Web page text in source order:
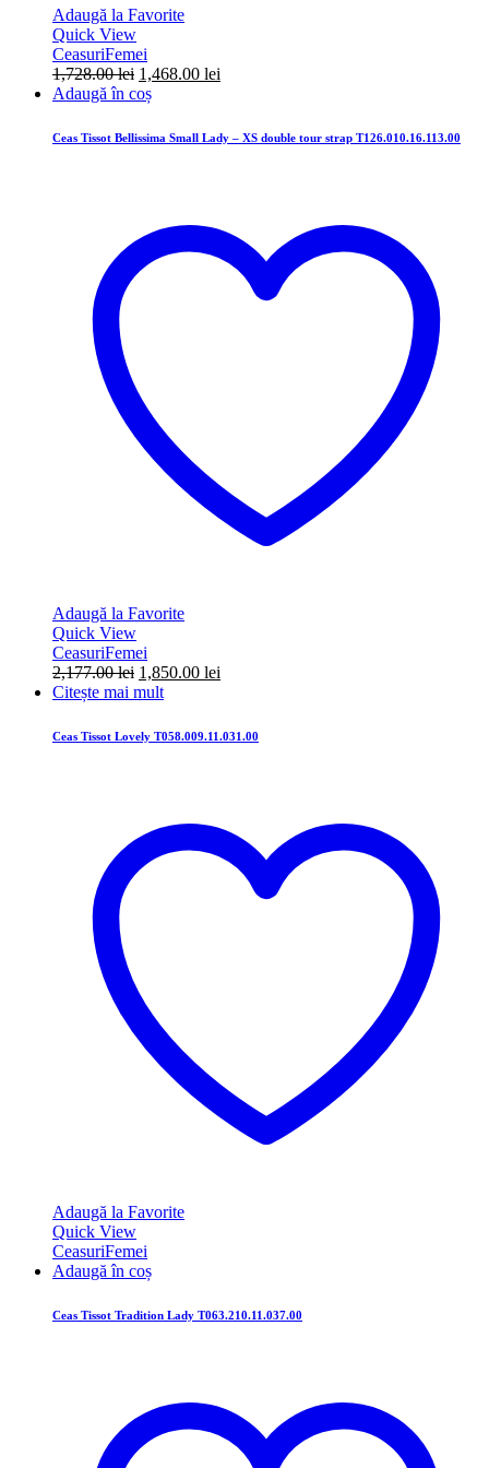
Adaugă la Favorite
Quick View
CeasuriFemei
1,728.00lei Prețul
inițial
fost:
1,468.00 lei
1,468.00 lei.
Adaugă în coș
Ceas Tissot Bellissima Small Lady – XS double tour strap T126.010.16.113.00
Adaugă la Favorite
Quick View
CeasuriFemei
2,177.00lei Prețul
inițial
fost:
1,850.00 lei
1,850.00 lei.
Citește mai mult
Ceas Tissot Lovely T058.009.11.031.00
Adaugă la Favorite
Quick View
CeasuriFemei
Adaugă în coș
Ceas Tissot Tradition Lady T063.210.11.037.00